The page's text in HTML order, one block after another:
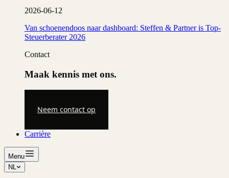
2026-06-12
Van schoenendoos naar dashboard: Steffen & Partner is Top-
Steuerberater 2026
Contact
Maak kennis met ons.
Neem contact op
Carrière
Menu
NL